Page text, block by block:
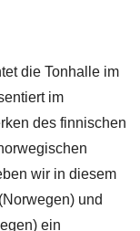
die Tonhalle im
im
des finnischen
wir in diesem
(Norwegen) und
ein